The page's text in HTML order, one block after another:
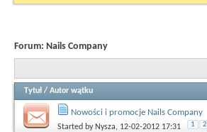
Forum: Nails Company
Tytuł / Autor wątku
Nowości i promocje Nails Company
Started by Nysza, 12-02-2012 17:31 1 2